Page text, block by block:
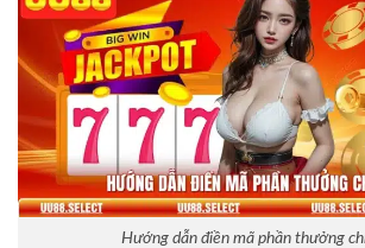
Hướng dẫn điền mã phần thưởng